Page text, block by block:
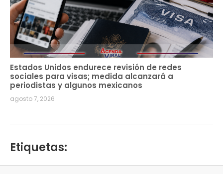
Estados Unidos endurece revisión de redes
sociales para visas; medida alcanzará a
periodistas y algunos mexicanos
agosto 7, 2026
Etiquetas: